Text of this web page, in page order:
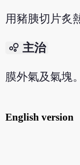
用豬胰切片炙
bubble_chart 主治
膜外氣及氣塊。
English version